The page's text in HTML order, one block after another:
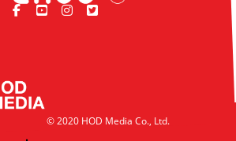
© 2020 HOD Media Co., Ltd.